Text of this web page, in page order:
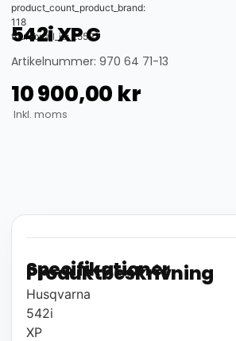
product_count_product_brand:
118
thumbnail_id: 25593
542i XP G
Artikelnummer: 970 64 71-13
10 900,00 kr
Inkl. moms
Produktbeskrivning
Husqvarna
542i
XP
Specifikationer